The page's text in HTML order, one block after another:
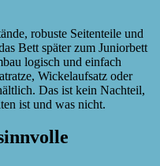
robuste Seitenteile und
Bett später zum Juniorbett
logisch und einfach
Wickelaufsatz oder
Das ist kein Nachteil,
ist und was nicht.